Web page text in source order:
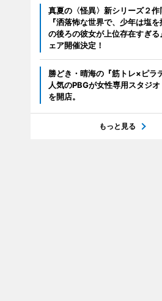
真夏の〈怪異〉新シリーズ２作
『洒落怖な世界で、少年は塩
の後ろの彼女が上位存在すぎる
ェア開催決定！
勝どき・晴海の『筋トレ×ピラ
人気のPBGが女性専用スタジオ
を開店。
もっと見る